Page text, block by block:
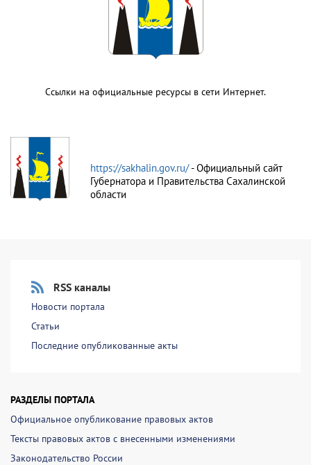
Ссылки на официальные ресурсы в сети Интернет.
https://sakhalin.gov.ru/- Официальный сайт
Губернатора и Правительства Сахалинской
области
RSS каналы
Новости портала
Статьи
Последние опубликованные акты
РАЗДЕЛЫ ПОРТАЛА
Официальное опубликование правовых актов
Тексты правовых актов с внесенными изменениями
Законодательство России